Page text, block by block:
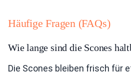
Häufige Fragen (FAQs)
Wie lange sind die Scones
Die Scones bleiben frisch für